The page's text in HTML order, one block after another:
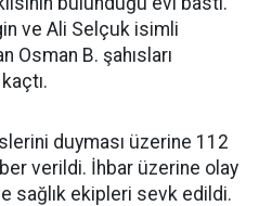
ve Ali Selçuk isimli
Osman B. şahısları
duyması üzerine 112
verildi. İhbar üzerine olay
sağlık ekipleri sevk edildi.